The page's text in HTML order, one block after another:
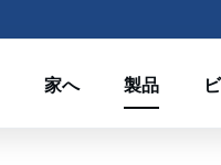
家へ 製品